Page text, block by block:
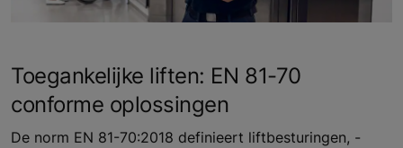
Toegankelijke liften: EN 81-70
conforme oplossingen
De norm EN 81-70:2018 definieert liftbesturingen, -